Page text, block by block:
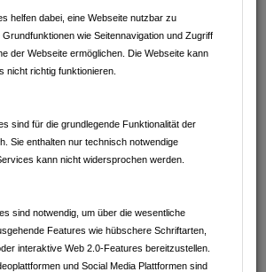
helfen dabei, eine Webseite nutzbar zu
wie Seitennavigation und Zugriff
der Webseite ermöglichen. Die Webseite kann
nicht richtig funktionieren.
sind für die grundlegende Funktionalität der
Sie enthalten nur technisch notwendige
kann nicht widersprochen werden.
sind notwendig, um über die wesentliche
Features wie hübschere Schriftarten,
interaktive Web 2.0-Features bereitzustellen.
und Social Media Plattformen sind
Leichtle
3